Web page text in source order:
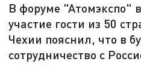
В форуме "Атомэкспо"
участие гости из 50
Чехии пояснил, что в
сотрудничество с